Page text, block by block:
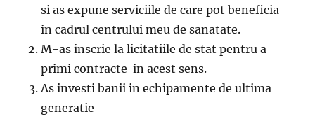
si as expune serviciile de care pot beneficia
in cadrul centrului meu de sanatate.
M-as inscrie la licitatiile de stat pentru a
primi contracte in acest sens.
As investi banii in echipamente de ultima
generatie